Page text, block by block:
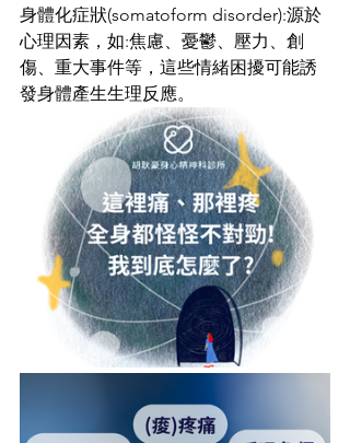
身體化症狀(somatoform disorder):源於
心理因素，如:焦慮、憂鬱、壓力、創
傷、重大事件等，這些情緒困擾可能誘
發身體產生生理反應。